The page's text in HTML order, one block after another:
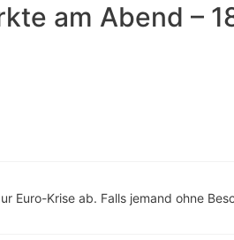
am Abend –
Euro-Krise ab. Falls jemand ohne